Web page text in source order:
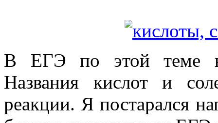
В ЕГЭ по этой теме
Названия кислот и
реакции. Я постарался